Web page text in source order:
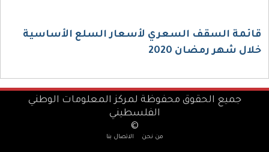
قائمة السقف السعري لأسعار السلع الأساسية
خلال شهر رمضان 2020
جميع الحقوق محفوظة لمركز المعلومات الوطني
الفلسطيني
©
من نحن الاتصال بنا